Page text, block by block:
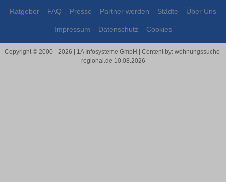
Ratgeber FAQ Presse Partner werden Städte Über Uns
Impressum Datenschutz Cookies
Copyright © 2000 - 2026 | 1A Infosysteme GmbH | Content by: wohnungssuche-
regional.de 10.08.2026